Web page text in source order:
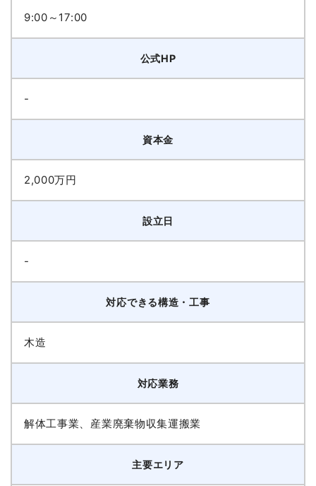
9:00～17:00
公式HP
-
資本金
2,000万円
設立日
-
対応できる構造・工事
木造
対応業務
解体工事業、産業廃棄物収集運搬業
主要エリア